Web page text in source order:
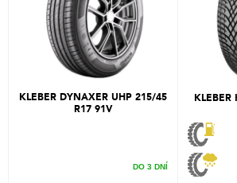
KLEBER DYNAXER UHP 215/45
R17 91V
DO 3 DNÍ
KLEBER